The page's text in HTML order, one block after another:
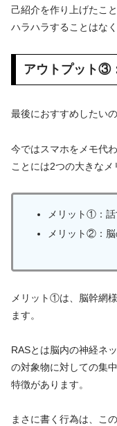
己紹介を作り上げたこ
ハラハラすることはな
アウトプット③
最後におすすめしたい
今ではスマホをメモ代
ことには2つの大きなメ
メリット①：話
メリット②：脳
メリット①は、脳幹網
ます。
RASとは脳内の神経ネ
の対象物に対しての集
特徴があります。
まさに書く行為は、こ